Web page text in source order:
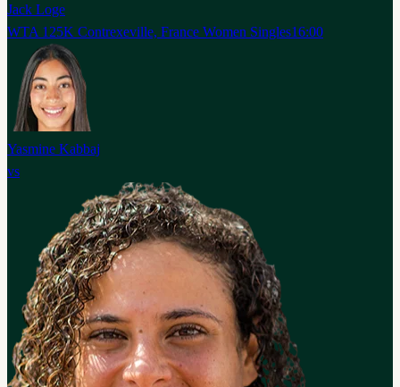
Jack Loge
WTA 125K Contrexeville, France Women Singles16:00
Yasmine Kabbaj
vs